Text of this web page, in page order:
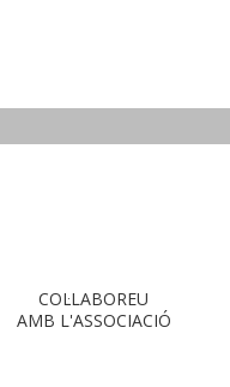
COL·LABOREU
AMB L'ASSOCIACIÓ